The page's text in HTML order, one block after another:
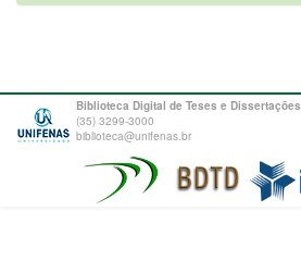
Biblioteca Digital de Teses e Dissertações
(35) 3299-3000
biblioteca@unifenas.br